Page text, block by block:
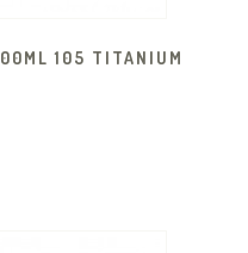
105 TITANIUM